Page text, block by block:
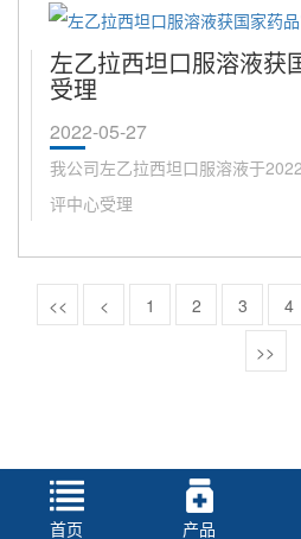
左乙拉西坦口服溶液获
受理
2022-05-27
我公司左乙拉西坦口服溶液于
评中心受理
<< < 1 2 3 4
>>
首页 产品